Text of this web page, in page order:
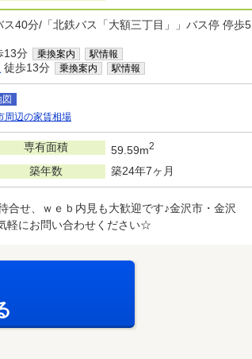
ス40分/「北鉄バス「大額三丁目」」バス停 停歩5
13分 乗換案内 駅情報
徒歩13分 乗換案内 駅情報
周辺の家賃相場
専有面積 59.59m2
築年数 築24年7ヶ月
せ、ｗｅｂ内見も大歓迎です♪金沢市・金沢
軽にお問い合わせください☆